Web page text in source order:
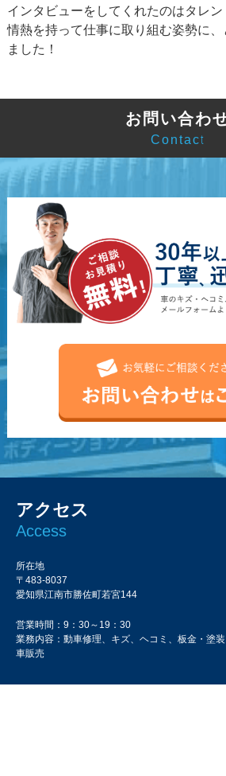
インタビューをしてくれたのはタレ
情熱を持って仕事に取り組む姿勢に
ました！
お問い合わ
Contact
アクセス
Access
所在地
〒483-8037
愛知県江南市勝佐町若宮144
営業時間：9：30～19：30
業務内容：動車修理、キズ、ヘコミ、板金・塗
車販売